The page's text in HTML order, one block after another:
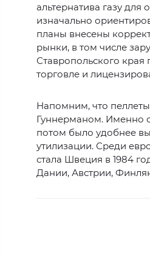
альтернатива газу
изначально
планы внесены
рынки, в том числе
Ставропольского
торговле и
Напомним, что
Гуннерманом. Именно
потом было удобнее
утилизации. Среди
стала Швеция в 1984
Дании, Австрии,